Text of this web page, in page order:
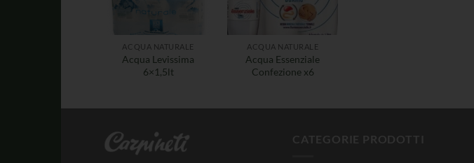
ACQUA NATURALE
Acqua Levissima
6×1,5lt
ACQUA NATURALE
Acqua Essenziale
Confezione x6
CATEGORIE PRODOTTI